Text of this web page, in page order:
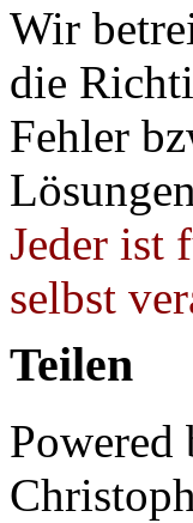
Wir
die
Fehler
Jeder ist
selbst
Teilen
Powered